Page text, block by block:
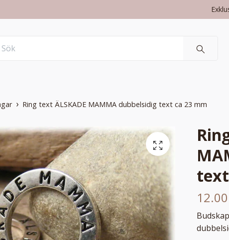
Ring text ÄLSKADE MAMMA dubbelsidig text ca 23 mm